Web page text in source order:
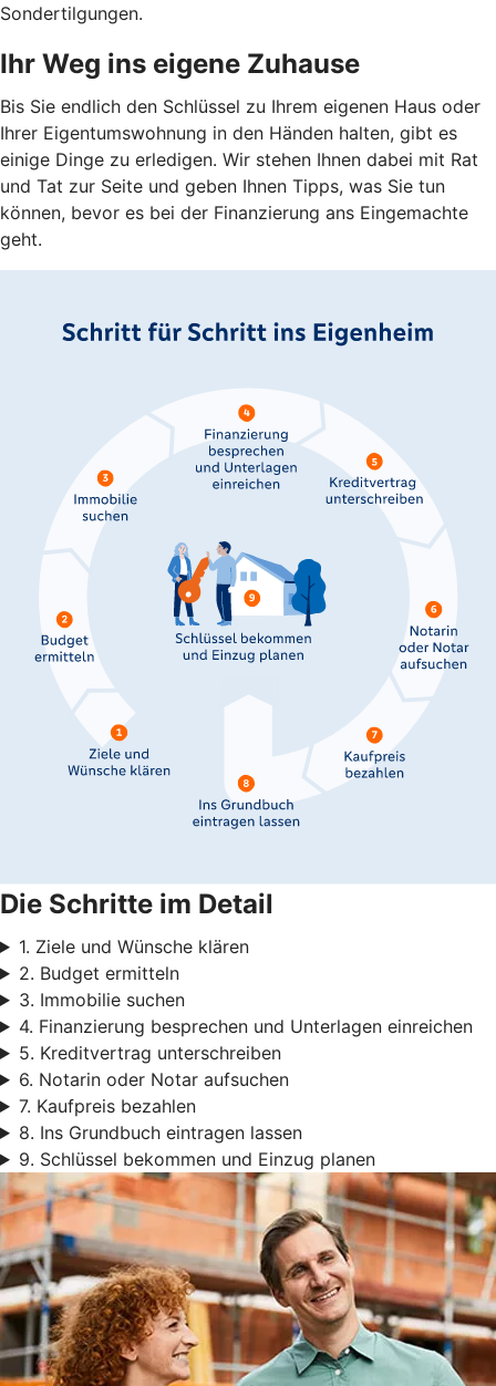
Sondertilgungen.
Ihr Weg ins eigene Zuhause
Bis Sie endlich den Schlüssel zu Ihrem eigenen Haus oder
Ihrer Eigentumswohnung in den Händen halten, gibt es
einige Dinge zu erledigen. Wir stehen Ihnen dabei mit Rat
und Tat zur Seite und geben Ihnen Tipps, was Sie tun
können, bevor es bei der Finanzierung ans Eingemachte
geht.
Die Schritte im Detail
1. Ziele und Wünsche klären
2. Budget ermitteln
3. Immobilie suchen
4. Finanzierung besprechen und Unterlagen einreichen
5. Kreditvertrag unterschreiben
6. Notarin oder Notar aufsuchen
7. Kaufpreis bezahlen
8. Ins Grundbuch eintragen lassen
9. Schlüssel bekommen und Einzug planen